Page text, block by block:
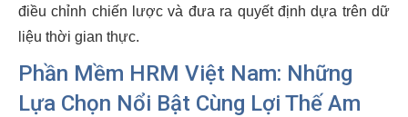
điều chỉnh chiến lược và đưa ra quyết định dựa trên dữ
liệu thời gian thực.
Phần Mềm HRM Việt Nam: Những
Lựa Chọn Nổi Bật Cùng Lợi Thế Am